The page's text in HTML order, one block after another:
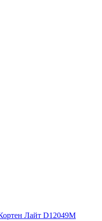
Лайт D12049M